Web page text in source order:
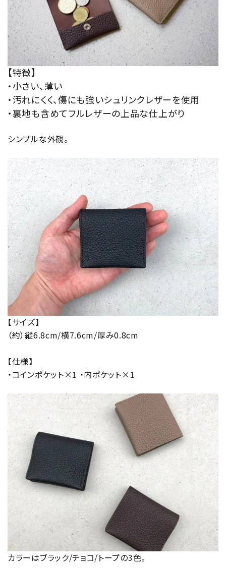
【特徴】
・小さい、薄い
・汚れにくく、傷にも強いシュリンクレザーを使用
・裏地も含めてフルレザーの上品な仕上がり
シンプルな外観。
【サイズ】
（約）縦6.8cm/横7.6cm/厚み0.8cm
【仕様】
・コインポケット×1 ・内ポケット×1
カラーはブラック/チョコ/トープの3色。